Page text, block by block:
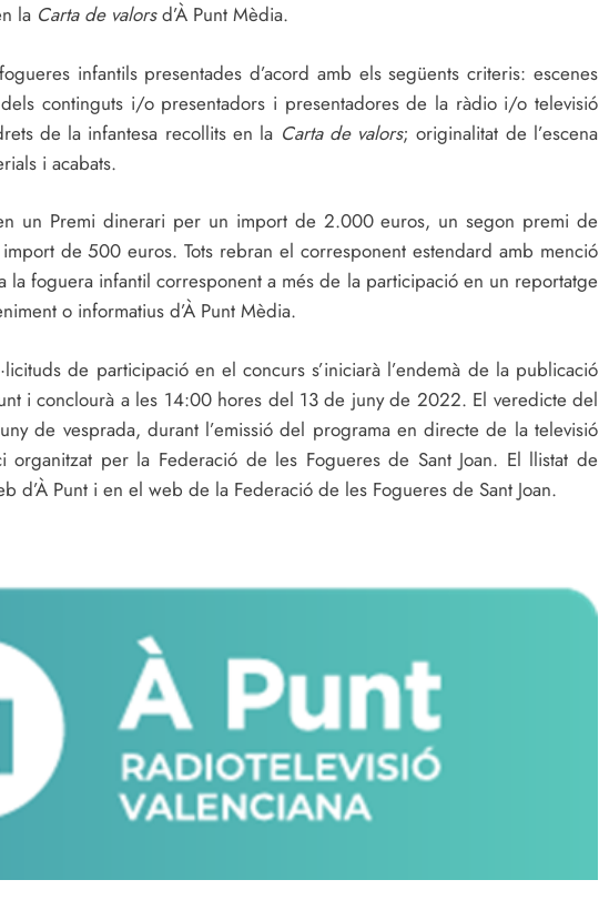
la Carta de valorsd’À Punt Mèdia.
infantils presentades d’acord amb els següents criteris: escenes
continguts i/o presentadors i presentadores de la ràdio i/o televisió
de la infantesa recollits en la Carta de valors; originalitat de l’escena
i acabats.
un Premi dinerari per un import de 2.000 euros, un segon premi de
de 500 euros. Tots rebran el corresponent estendard amb menció
foguera infantil corresponent a més de la participació en un reportatge
o informatius d’À Punt Mèdia.
de participació en el concurs s’iniciarà l’endemà de la publicació
i conclourà a les 14:00 hores del 13 de juny de 2022. El veredicte del
de vesprada, durant l’emissió del programa en directe de la televisió
organitzat per la Federació de les Fogueres de Sant Joan. El llistat de
d’À Punt i en el web de la Federació de les Fogueres de Sant Joan.